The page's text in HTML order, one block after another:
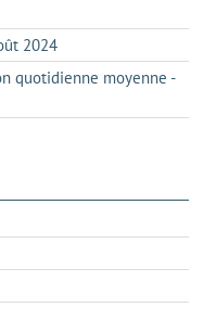
2024
quotidienne moyenne -